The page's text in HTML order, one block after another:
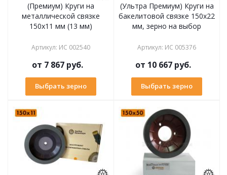
(Премиум) Круги на
металлической связке
150х11 мм (13 мм)
Артикул: ИС 002540
от 7 867 руб.
Выбрать зерно
(Ультра Премиум) Круги на
бакелитовой связке 150х22
мм, зерно на выбор
Артикул: ИС 005376
от 10 667 руб.
Выбрать зерно